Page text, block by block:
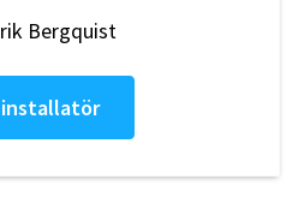
Bergquist
installatör